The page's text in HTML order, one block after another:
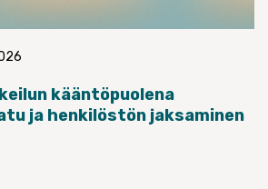
kääntöpuolena
ja henkilöstön jaksaminen